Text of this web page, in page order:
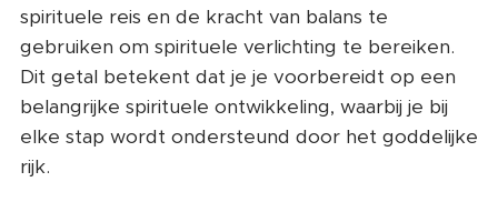
spirituele reis en de kracht van balans te
gebruiken om spirituele verlichting te bereiken.
Dit getal betekent dat je je voorbereidt op een
belangrijke spirituele ontwikkeling, waarbij je bij
elke stap wordt ondersteund door het goddelijke
rijk.